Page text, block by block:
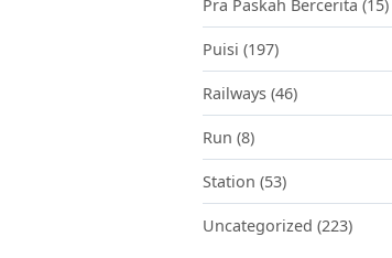
Pra Paskah Bercerita (15)
Puisi (197)
Railways (46)
Run (8)
Station (53)
Uncategorized (223)